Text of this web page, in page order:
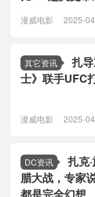
漫威电影 2025-
其它资讯
扎
士》联手UFC
漫威电影 2025-
DC资讯
扎克
腊大战，专家